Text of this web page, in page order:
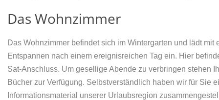
Das Wohnzimmer
Das Wohnzimmer befindet sich im Wintergarten und lädt
Entspannen nach einem ereignisreichen Tag ein. Hier
Sat-Anschluss. Um gesellige Abende zu verbringen stehen
Bücher zur Verfügung. Selbstverständlich haben wir für Sie
Informationsmaterial unserer Urlaubsregion